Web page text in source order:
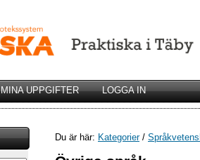
MINA UPPGIFTER LOGGA IN
Du är här: Kategorier/